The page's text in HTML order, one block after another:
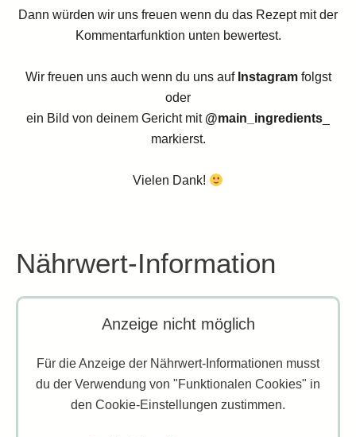
Dann würden wir uns freuen wenn du das Rezept mit der
Kommentarfunktion unten bewertest.
Wir freuen uns auch wenn du uns auf Instagramfolgst
oder
ein Bild von deinem Gericht mit @main_ingredients
markierst.
Vielen Dank!
Nährwert-Information
Anzeige nicht möglich
Für die Anzeige der Nährwert-Informationen musst
du der Verwendung von "Funktionalen Cookies" in
den Cookie-Einstellungen zustimmen.